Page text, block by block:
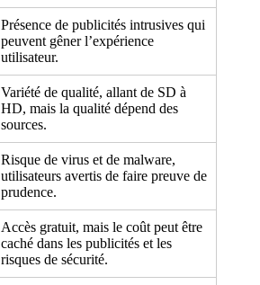
Présence de publicités intrusives qui
peuvent gêner l’expérience
utilisateur.
Variété de qualité, allant de SD à
HD, mais la qualité dépend des
sources.
Risque de virus et de malware,
utilisateurs avertis de faire preuve de
prudence.
Accès gratuit, mais le coût peut être
caché dans les publicités et les
risques de sécurité.